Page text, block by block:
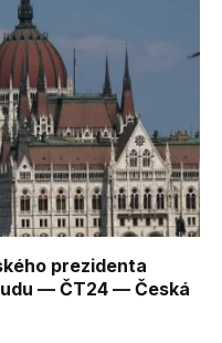
prezidenta
— ČT24 — Česká